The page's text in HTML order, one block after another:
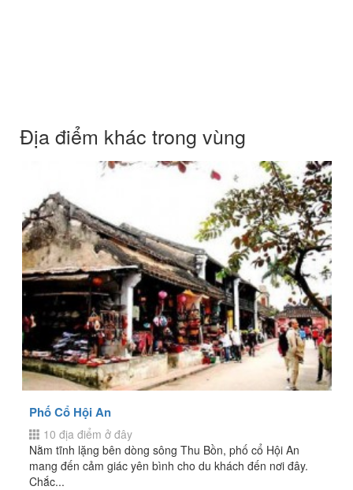
Địa điểm khác trong vùng
Phố Cổ Hội An
10 địa điểm ở đây
Nằm tĩnh lặng bên dòng sông Thu Bồn, phố cổ Hội An
mang đến cảm giác yên bình cho du khách đến nơi đây.
Chắc...